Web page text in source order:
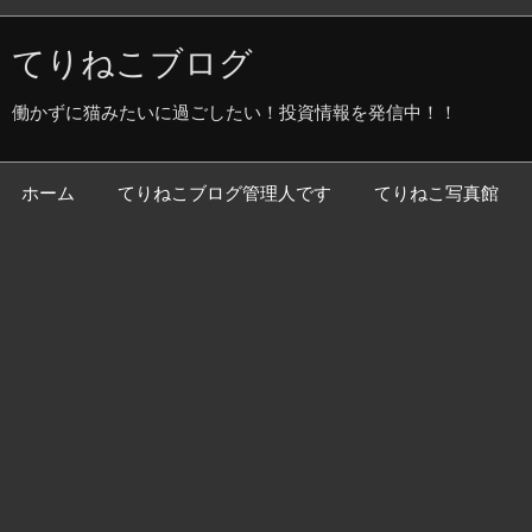
てりねこブログ
働かずに猫みたいに過ごしたい！投資情報を発信中！！
ホーム てりねこブログ管理人です てりねこ写真館